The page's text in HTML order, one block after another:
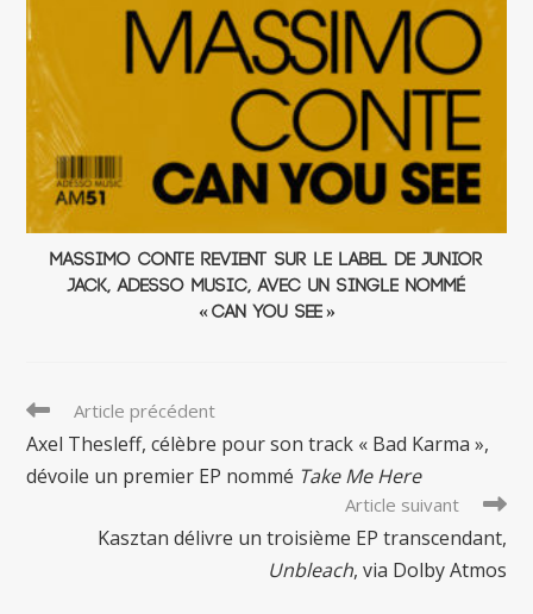
Massimo Conte revient sur le label de Junior
Jack, Adesso Music, avec un single nommé
« Can You See »
Read
more
articles
Article précédent
Axel Thesleff, célèbre pour son track « Bad Karma »,
dévoile un premier EP nommé Take Me Here
Article suivant
Kasztan délivre un troisième EP transcendant,
Unbleach, via Dolby Atmos